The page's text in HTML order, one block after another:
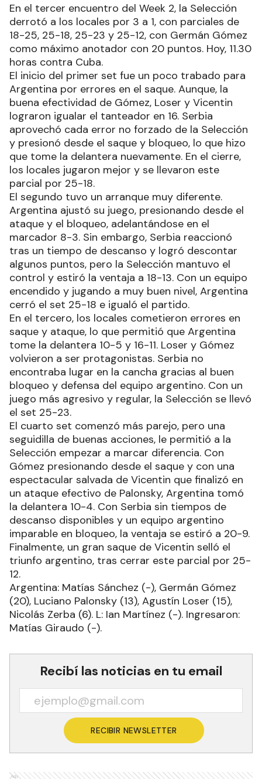
En el tercer encuentro del Week 2, la Selección
derrotó a los locales por 3 a 1, con parciales de
18-25, 25-18, 25-23 y 25-12, con Germán Gómez
como máximo anotador con 20 puntos. Hoy, 11.30
horas contra Cuba.
El inicio del primer set fue un poco trabado para
Argentina por errores en el saque. Aunque, la
buena efectividad de Gómez, Loser y Vicentin
lograron igualar el tanteador en 16. Serbia
aprovechó cada error no forzado de la Selección
y presionó desde el saque y bloqueo, lo que hizo
que tome la delantera nuevamente. En el cierre,
los locales jugaron mejor y se llevaron este
parcial por 25-18.
El segundo tuvo un arranque muy diferente.
Argentina ajustó su juego, presionando desde el
ataque y el bloqueo, adelantándose en el
marcador 8-3. Sin embargo, Serbia reaccionó
tras un tiempo de descanso y logró descontar
algunos puntos, pero la Selección mantuvo el
control y estiró la ventaja a 18-13. Con un equipo
encendido y jugando a muy buen nivel, Argentina
cerró el set 25-18 e igualó el partido.
En el tercero, los locales cometieron errores en
saque y ataque, lo que permitió que Argentina
tome la delantera 10-5 y 16-11. Loser y Gómez
volvieron a ser protagonistas. Serbia no
encontraba lugar en la cancha gracias al buen
bloqueo y defensa del equipo argentino. Con un
juego más agresivo y regular, la Selección se llevó
el set 25-23.
El cuarto set comenzó más parejo, pero una
seguidilla de buenas acciones, le permitió a la
Selección empezar a marcar diferencia. Con
Gómez presionando desde el saque y con una
espectacular salvada de Vicentin que finalizó en
un ataque efectivo de Palonsky, Argentina tomó
la delantera 10-4. Con Serbia sin tiempos de
descanso disponibles y un equipo argentino
imparable en bloqueo, la ventaja se estiró a 20-9.
Finalmente, un gran saque de Vicentin selló el
triunfo argentino, tras cerrar este parcial por 25-
12.
Argentina: Matías Sánchez (-), Germán Gómez
(20), Luciano Palonsky (13), Agustín Loser (15),
Nicolás Zerba (6). L: Ian Martínez (-). Ingresaron:
Matías Giraudo (-).
Recibí las noticias en tu email
RECIBIR NEWSLETTER
Ads